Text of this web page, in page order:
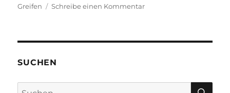
Greifen
Schreibe einen Kommentarzu
die
SUCHEN
Suchen